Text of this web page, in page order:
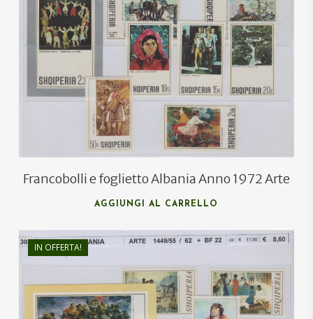
€8,50
€5,00
Francobolli e foglietto Albania Anno 1972 Arte
AGGIUNGI AL CARRELLO
IN OFFERTA!
8,60